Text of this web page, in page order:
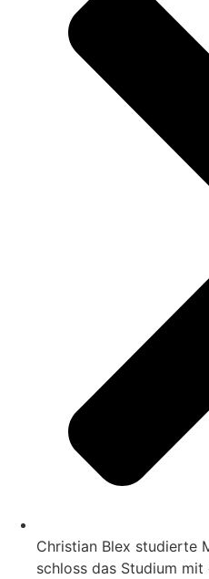
Christian Blex studierte
schloss das Studium